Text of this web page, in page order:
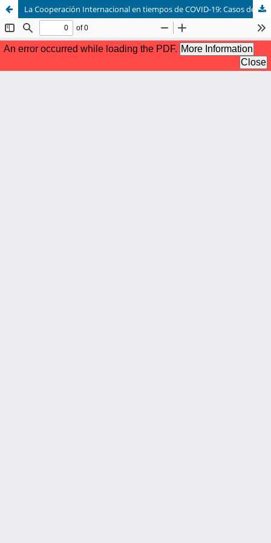
La Cooperación Internacional en tiempos de COVID-19: Casos de estudio Japón y Taiwán